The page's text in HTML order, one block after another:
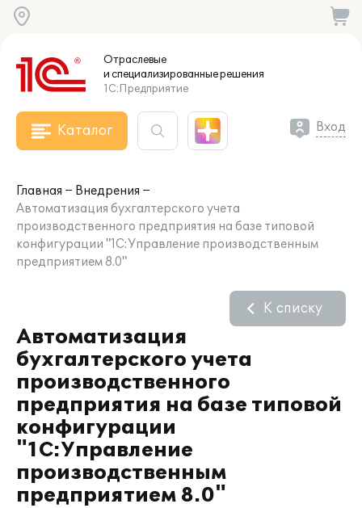
Отраслевые
и специализированныерешения
1С:Предприятие
Каталог Вход
Главная
Внедрения
Автоматизация бухгалтерского учета
производственного предприятия на базе типовой
конфигурации "1С:Управление производственным
предприятием 8.0"
Автоматизация
бухгалтерского учета
производственного
предприятия на базе типовой
конфигурации
"1С:Управление
производственным
предприятием 8.0"
К списку